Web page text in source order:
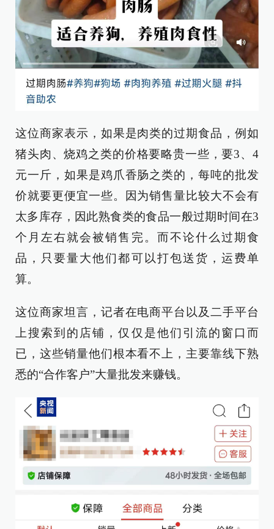
这位商家表示，如果是肉类的过期食品，例如
猪头肉、烧鸡之类的价格要略贵一些，要3、4
元一斤，如果是鸡爪香肠之类的，每吨的批发
价就要更便宜一些。因为销售量比较大不会有
太多库存，因此熟食类的食品一般过期时间在3
个月左右就会被销售完。而不论什么过期食
品，只要量大他们都可以打包送货，运费单
算。
这位商家坦言，记者在电商平台以及二手平台
上搜索到的店铺，仅仅是他们引流的窗口而
已，这些销量他们根本看不上，主要靠线下熟
悉的“合作客户”大量批发来赚钱。